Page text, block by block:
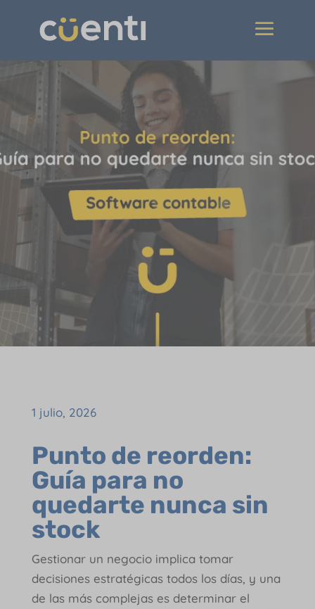
1 julio, 2026
Punto de reorden:
Guía para no
quedarte nunca sin
stock
Gestionar un negocio implica tomar
decisiones estratégicas todos los días, y una
de las más complejas es determinar el